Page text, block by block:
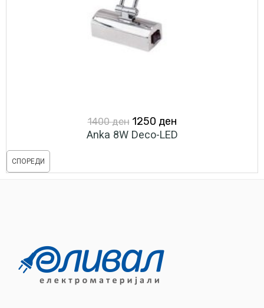
1400ден Original
price
1400 ден.
1250 денCurrent
price
1250 ден.
Anka 8W Deco-LED
СПОРЕДИ